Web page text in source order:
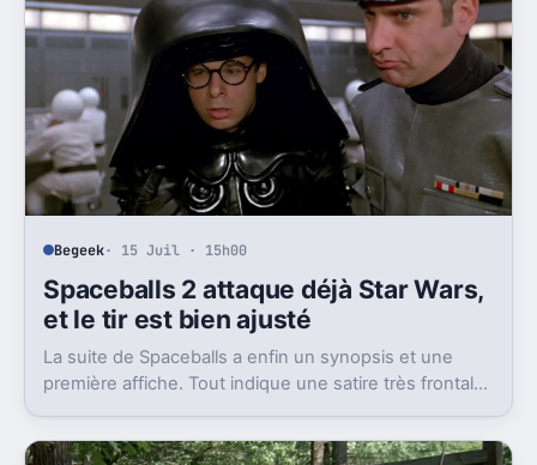
Begeek· 15 Juil · 15h00
Spaceballs 2 attaque déjà Star Wars,
et le tir est bien ajusté
La suite de Spaceballs a enfin un synopsis et une
première affiche. Tout indique une satire très frontale